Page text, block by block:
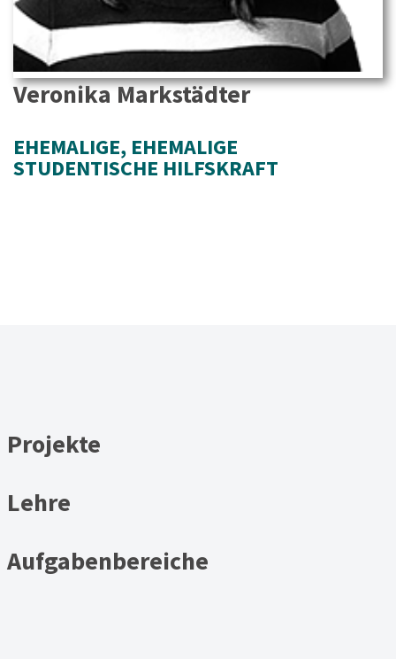
Veronika Markstädter
EHEMALIGE, EHEMALIGE
STUDENTISCHE HILFSKRAFT
Projekte
Lehre
Aufgabenbereiche